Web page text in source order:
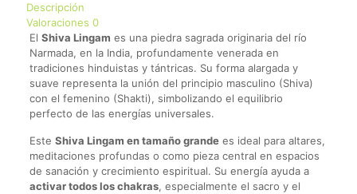
Descripción
Valoraciones 0
El Shiva Lingam es una piedra sagrada originaria del río
Narmada, en la India, profundamente venerada en
tradiciones hinduistas y tántricas. Su forma alargada y
suave representa la unión del principio masculino (Shiva)
con el femenino (Shakti), simbolizando el equilibrio
perfecto de las energías universales.
Este Shiva Lingam en tamaño grandees ideal para altares,
meditaciones profundas o como pieza central en espacios
de sanación y crecimiento espiritual. Su energía ayuda a
activar todos los chakras, especialmente el sacro y el